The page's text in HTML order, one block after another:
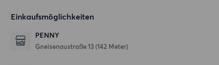
Einkaufsmöglichkeiten
PENNY
Gneisenaustraße 13 (142 Meter)